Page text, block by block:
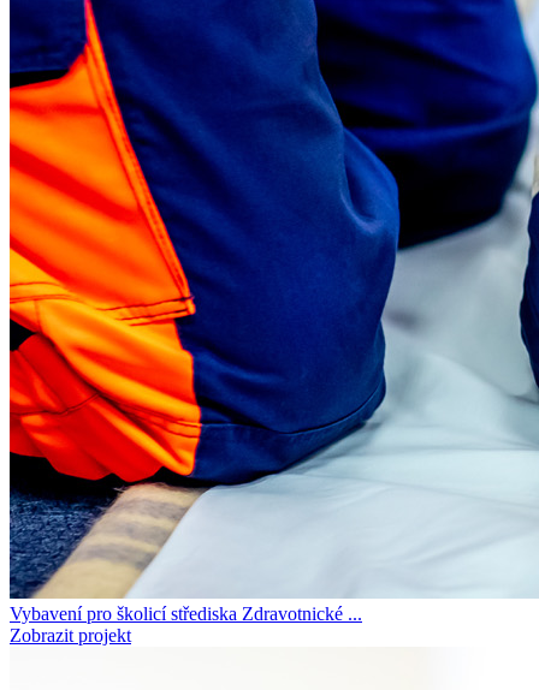
Vybavení pro školicí střediska Zdravotnické ...
Zobrazit projekt